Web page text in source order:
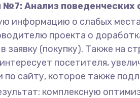
№7: Анализ поведенческих
информацию о слабых
проекта о
заявку (покупку). Также на
посетителя,
по сайту, которое также
комплексную